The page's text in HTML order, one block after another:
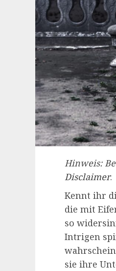
Hinweis:
Disclaimer.
Kennt ihr
die mit
so
Intrigen
sie ihre